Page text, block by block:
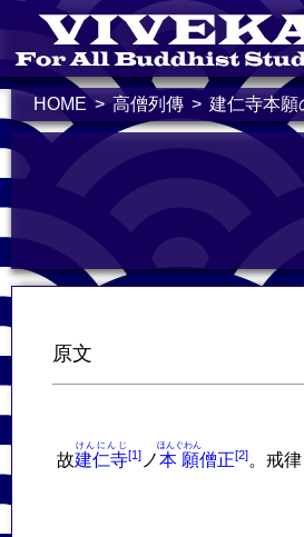
HOME 高僧列傳 建仁寺本願
原文
故建仁寺
けんにんじ
ノ本願
ほんぐわん
僧正 。戒